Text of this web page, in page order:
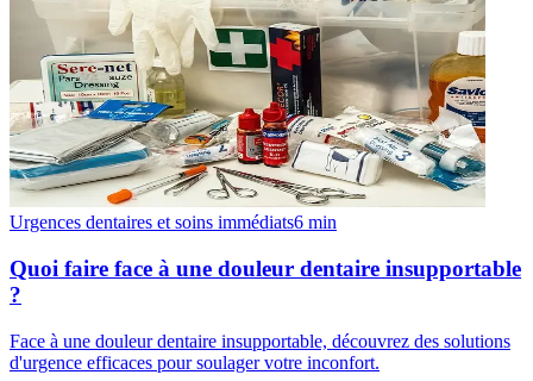
Urgences dentaires et soins immédiats6 min
Quoi faire face à une douleur dentaire insupportable
?
Face à une douleur dentaire insupportable, découvrez des solutions
d'urgence efficaces pour soulager votre inconfort.